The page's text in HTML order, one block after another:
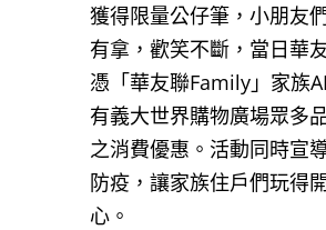
獲得限量公仔筆，小朋友
有拿，歡笑不斷，當日華
憑「華友聯Family」家族
有義大世界購物廣場眾多
之消費優惠。活動同時宣
防疫，讓家族住戶們玩得
心。